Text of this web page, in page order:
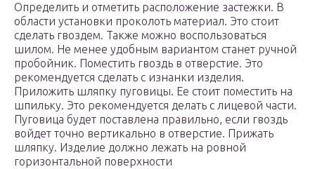
Определить и отметить расположение застежки. В
области установки проколоть материал. Это стоит
сделать гвоздем. Также можно воспользоваться
шилом. Не менее удобным вариантом станет ручной
пробойник. Поместить гвоздь в отверстие. Это
рекомендуется сделать с изнанки изделия.
Приложить шляпку пуговицы. Ее стоит поместить на
шпильку. Это рекомендуется делать с лицевой части.
Пуговица будет поставлена правильно, если гвоздь
войдет точно вертикально в отверстие. Прижать
шляпку. Изделие должно лежать на ровной
горизонтальной поверхности